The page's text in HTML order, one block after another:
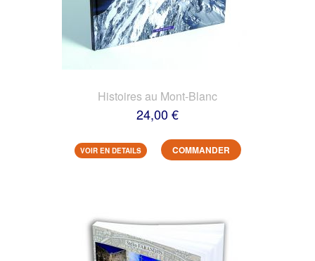
Histoires au Mont-Blanc
24,00 €
VOIR EN DETAILS COMMANDER